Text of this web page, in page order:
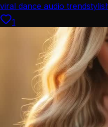
viral dance audio trend
1